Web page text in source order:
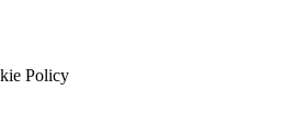
Policy